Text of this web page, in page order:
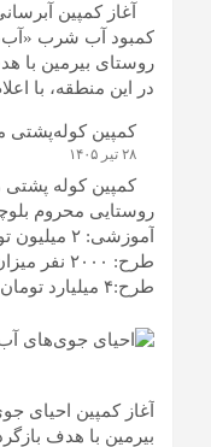
آغاز کمپین
کمبود آب شرب
روستای بیرمین
در این منطقه، با
کمپین کوله‌پشتی
۲۸ تیر ۱۴۰۵
کمپین کوله‌ پشتی
روستایی محروم
آموزشی: ۲
طرح: ۲۰۰۰
طرح:۴ میلیارد تومان توجه!!!در شهرستان…
آغاز کمپین احیای